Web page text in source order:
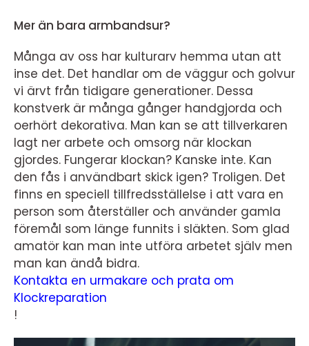
Mer än bara armbandsur?
Många av oss har kulturarv hemma utan att
inse det. Det handlar om de väggur och golvur
vi ärvt från tidigare generationer. Dessa
konstverk är många gånger handgjorda och
oerhört dekorativa. Man kan se att tillverkaren
lagt ner arbete och omsorg när klockan
gjordes. Fungerar klockan? Kanske inte. Kan
den fås i användbart skick igen? Troligen. Det
finns en speciell tillfredsställelse i att vara en
person som återställer och använder gamla
föremål som länge funnits i släkten. Som glad
amatör kan man inte utföra arbetet själv men
man kan ändå bidra.
Kontakta en urmakare och prata om
Klockreparation
!